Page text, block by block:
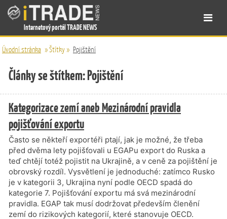
Internetový portál TRADE NEWS
Úvodní stránka »Štítky» Pojištění
Články se štítkem: Pojištění
Kategorizace zemí aneb Mezinárodní pravidla
pojišťování exportu
Často se někteří exportéři ptají, jak je možné, že třeba
před dvěma lety pojišťovali u EGAPu export do Ruska a
teď chtějí totéž pojistit na Ukrajině, a v ceně za pojištění je
obrovský rozdíl. Vysvětlení je jednoduché: zatímco Rusko
je v kategorii 3, Ukrajina nyní podle OECD spadá do
kategorie 7. Pojišťování exportu má svá mezinárodní
pravidla. EGAP tak musí dodržovat především členění
zemí do rizikových kategorií, které stanovuje OECD.